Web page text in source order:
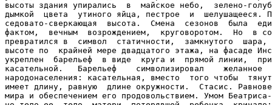
высоты здания упирались  в  майское небо,  зелено-
дымкой  цвета  утиного яйца, пестрое  и  шелушащееся.
седовато-сверкающая  высота.  Смена  сезонов  была
фактом,  вечным  возрождением,  круговоротом.  Но  в
превратился в  символ  статичности,  замкнутого
высоте по  крайней мере двадцатого этажа, на фасаде
укреплен  барельеф  в виде  круга и  прямой линии,
касательной.   Барельеф    символизировал    желанное
народонаселения: касательная, вместо  того чтобы
имеет длину, равную  длине окружности.  Стасис.
мира и обеспечением его продовольствием. Умом